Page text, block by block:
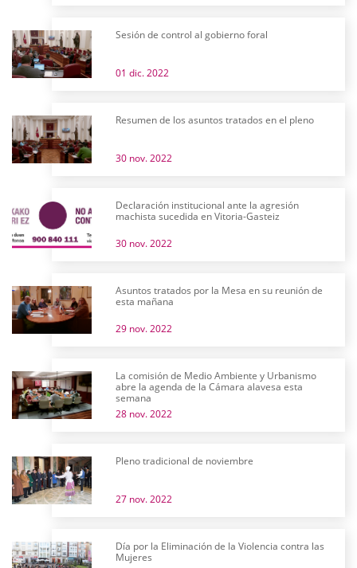
Sesión de control al gobierno foral
01 dic. 2022
Resumen de los asuntos tratados en el pleno
30 nov. 2022
Declaración institucional ante la agresión
machista sucedida en Vitoria-Gasteiz
30 nov. 2022
Asuntos tratados por la Mesa en su reunión de
esta mañana
29 nov. 2022
La comisión de Medio Ambiente y Urbanismo
abre la agenda de la Cámara alavesa esta
semana
28 nov. 2022
Pleno tradicional de noviembre
27 nov. 2022
Día por la Eliminación de la Violencia contra las
Mujeres